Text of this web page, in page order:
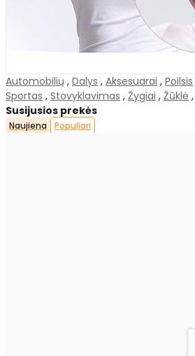
Automobilių , Dalys , Aksesuarai , Poilsis
Sportas , Stovyklavimas , Žygiai , Žūklė ,
Susijusios prekės
Naujiena Populiari